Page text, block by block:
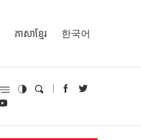
ភាសាខ្មែរ 한국어